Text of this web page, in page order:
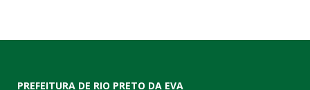
PREFEITURA DE RIO PRETO DA EVA